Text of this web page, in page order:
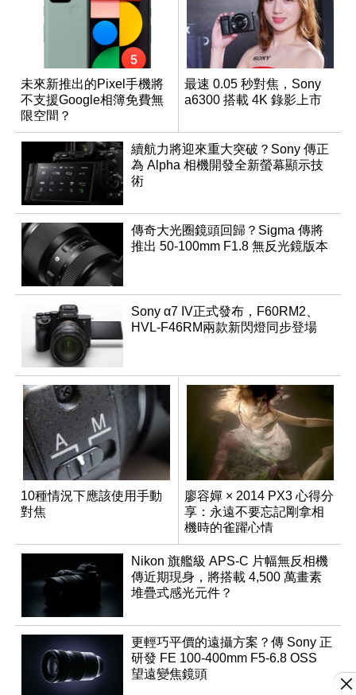
未來新推出的Pixel手機將
不支援Google相簿免費無
限空間？
最速 0.05 秒對焦，Sony
a6300 搭載 4K 錄影上市
續航力將迎來重大突破？Sony 傳正
為 Alpha 相機開發全新螢幕顯示技
術
傳奇大光圈鏡頭回歸？Sigma 傳將
推出 50-100mm F1.8 無反光鏡版本
Sony α7 IV正式發布，F60RM2、
HVL-F46RM兩款新閃燈同步登場
10種情況下應該使用手動
對焦
廖容嬋 × 2014 PX3 心得分
享：永遠不要忘記剛拿相
機時的雀躍心情
Nikon 旗艦級 APS-C 片幅無反相機
傳近期現身，將搭載 4,500 萬畫素
堆疊式感光元件？
更輕巧平價的遠攝方案？傳 Sony 正
研發 FE 100-400mm F5-6.8 OSS
望遠變焦鏡頭